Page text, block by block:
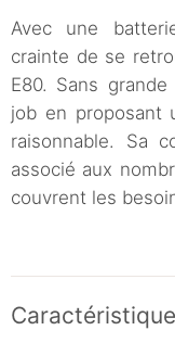
Avec une
crainte de se
E80. Sans
job en proposant
raisonnable. Sa
associé aux
couvrent les